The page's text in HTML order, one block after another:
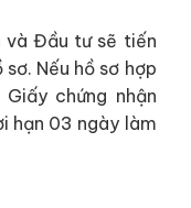
và Đầu tư sẽ tiến
Nếu hồ sơ hợp
chứng nhận
hạn 03 ngày làm